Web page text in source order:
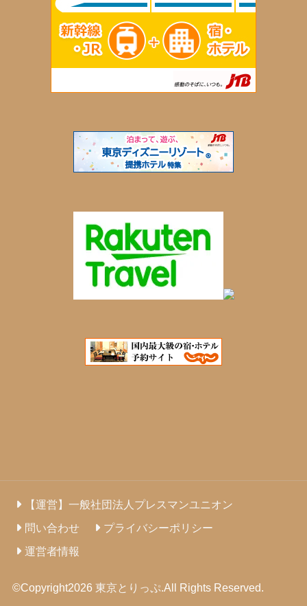
【運営】一般社団法人プレスマンユニオン
問い合わせ
プライバシーポリシー
運営者情報
©Copyright2026 東京とりっぷ.All Rights Reserved.